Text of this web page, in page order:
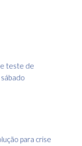
teste de
para crise